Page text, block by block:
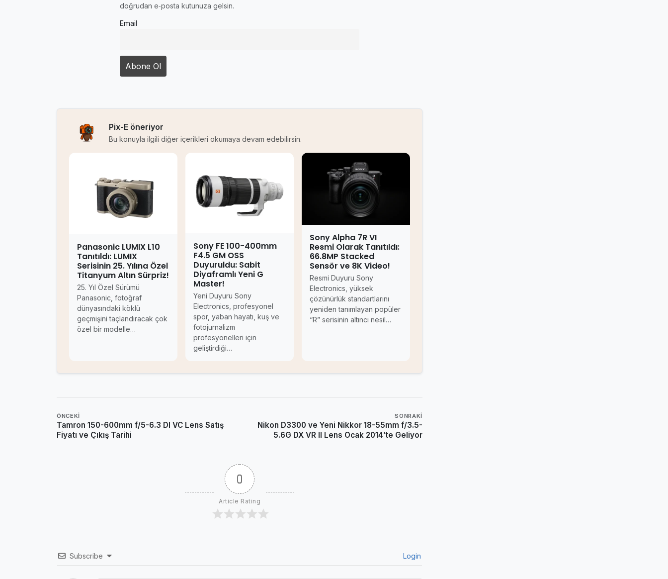
doğrudan e‑posta kutunuza gelsin.
Email
Pix-E öneriyor
Bu konuyla ilgili diğer içerikleri okumaya devam edebilirsin.
Panasonic LUMIX L10
Tanıtıldı: LUMIX
Serisinin 25. Yılına Özel
Titanyum Altın Sürpriz!
25. Yıl Özel Sürümü
Panasonic, fotoğraf
dünyasındaki köklü
geçmişini taçlandıracak çok
özel bir modelle…
Sony FE 100-400mm
F4.5 GM OSS
Duyuruldu: Sabit
Diyaframlı Yeni G
Master!
Yeni Duyuru Sony
Electronics, profesyonel
spor, yaban hayatı, kuş ve
fotojurnalizm
profesyonelleri için
geliştirdiği…
Sony Alpha 7R VI
Resmi Olarak Tanıtıldı:
66.8MP Stacked
Sensör ve 8K Video!
Resmi Duyuru Sony
Electronics, yüksek
çözünürlük standartlarını
yeniden tanımlayan popüler
“R” serisinin altıncı nesil…
ÖNCEKI
Tamron 150-600mm f/5-6.3 DI VC Lens Satış
Fiyatı ve Çıkış Tarihi
SONRAKI
Nikon D3300 ve Yeni Nikkor 18-55mm f/3.5-
5.6G DX VR II Lens Ocak 2014’te Geliyor
0
Article Rating
Subscribe Login